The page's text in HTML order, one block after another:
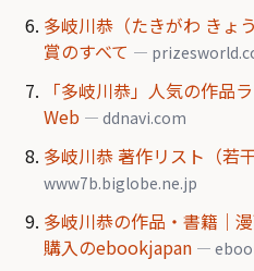
多岐川恭（たきがわ きょ
賞のすべて —
「多岐川恭」人気の作品
Web — ddnavi.com
多岐川恭 著作リスト（若
www7b.biglobe.ne.jp
多岐川恭の作品・書籍｜
購入のebookjapan —